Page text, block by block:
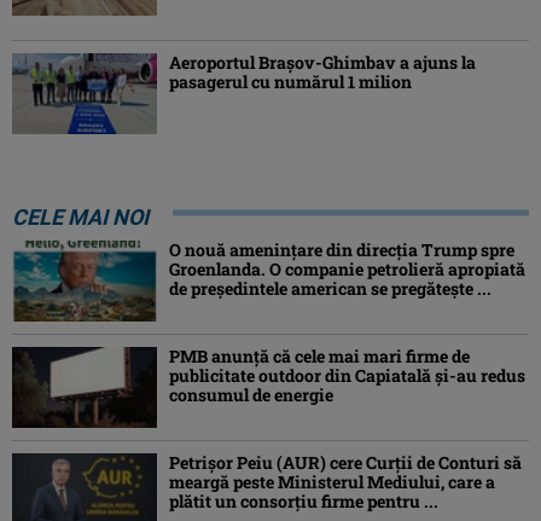
Aeroportul Brașov-Ghimbav a ajuns la
pasagerul cu numărul 1 milion
CELE MAI NOI
O nouă amenințare din direcția Trump spre
Groenlanda. O companie petrolieră apropiată
de președintele american se pregătește ...
PMB anunță că cele mai mari firme de
publicitate outdoor din Capiatală și-au redus
consumul de energie
Petrişor Peiu (AUR) cere Curții de Conturi să
meargă peste Ministerul Mediului, care a
plătit un consorţiu firme pentru ...